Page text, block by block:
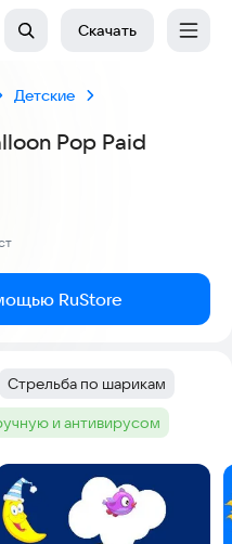
Скачать
Детские
Pop Paid
RuStore
Тег:
Стрельба по шарикам
и антивирусом